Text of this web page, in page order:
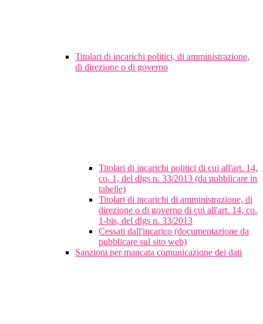
Titolari di incarichi politici, di amministrazione,
di direzione o di governo
Titolari di incarichi politici di cui all'art. 14,
co. 1, del dlgs n. 33/2013 (da pubblicare in
tabelle)
Titolari di incarichi di amministrazione, di
direzione o di governo di cui all'art. 14, co.
1-bis, del dlgs n. 33/2013
Cessati dall'incarico (documentazione da
pubblicare sul sito web)
Sanzioni per mancata comunicazione dei dati